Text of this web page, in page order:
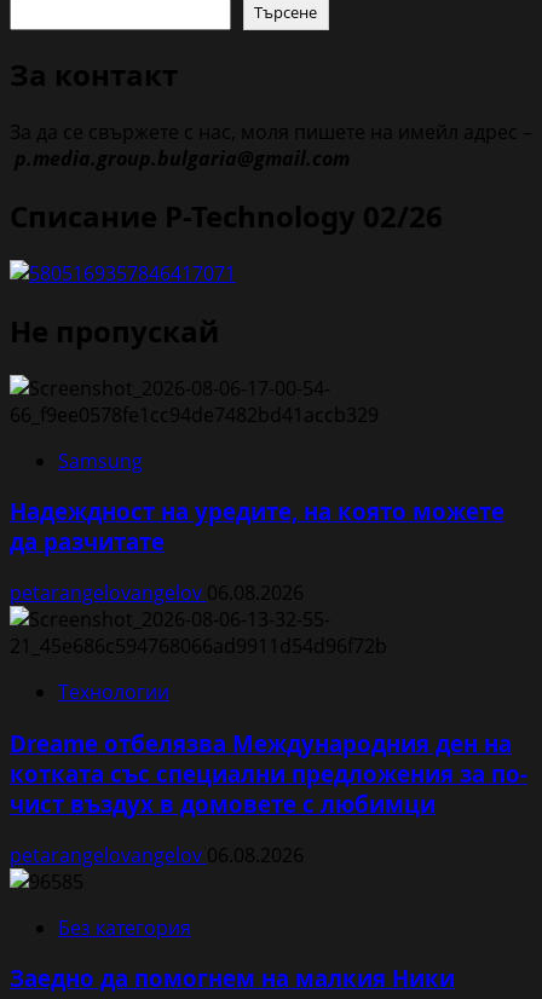
Търсене
За контакт
За да се свържете с нас, моля пишете на имейл адрес –
p.media.group.bulgaria@gmail.com
Списание P-Technology 02/26
Не пропускай
Samsung
Надеждност на уредите, на която можете
да разчитате
petarangelovangelov 06.08.2026
Технологии
Dreame отбелязва Международния ден на
котката със специални предложения за по-
чист въздух в домовете с любимци
petarangelovangelov 06.08.2026
Без категория
Заедно да помогнем на малкия Ники